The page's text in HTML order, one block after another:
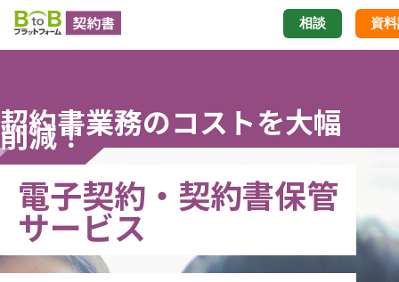
相談 資
契約書業務のコストを大幅
削減！
電子契約・契約書保管
サービス